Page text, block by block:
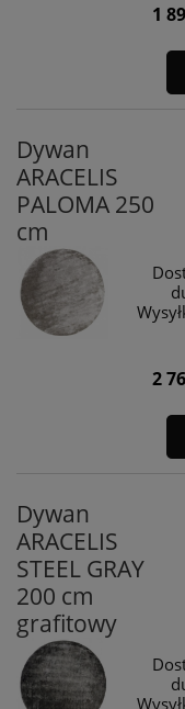
1
Dywan
ARACELIS
PALOMA 250
cm
2
Dywan
ARACELIS
STEEL GRAY
200 cm
grafitowy